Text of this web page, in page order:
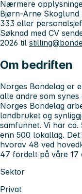
Nærmere
Bjørn-Arne Skoglund
333 eller
Søknad med CV
2026 til
Om bedriften
Norges Bondelag er
alle andre som
Norges Bondelag
landbruket og
samfunnet. Vi har
enn 500 lokallag. Det
hvorav 48 ved
47 fordelt på våre 17
Sektor
Privat